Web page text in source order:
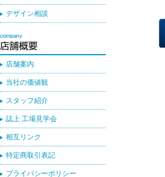
デザイン相談
店舗案内
当社の価値観
スタッフ紹介
誌上 工場見学会
相互リンク
特定商取引表記
プライバシーポリシー